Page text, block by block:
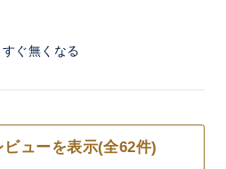
ぐ無くなる
ューを表示(全62件)